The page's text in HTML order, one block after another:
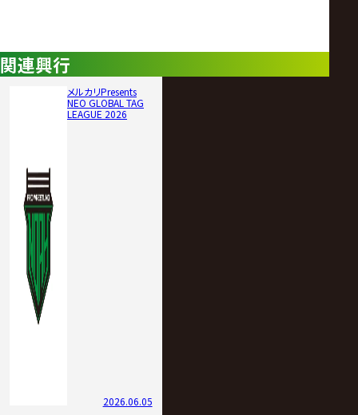
関連興行
メルカリPresents
NEO GLOBAL TAG
LEAGUE 2026
2026.06.05